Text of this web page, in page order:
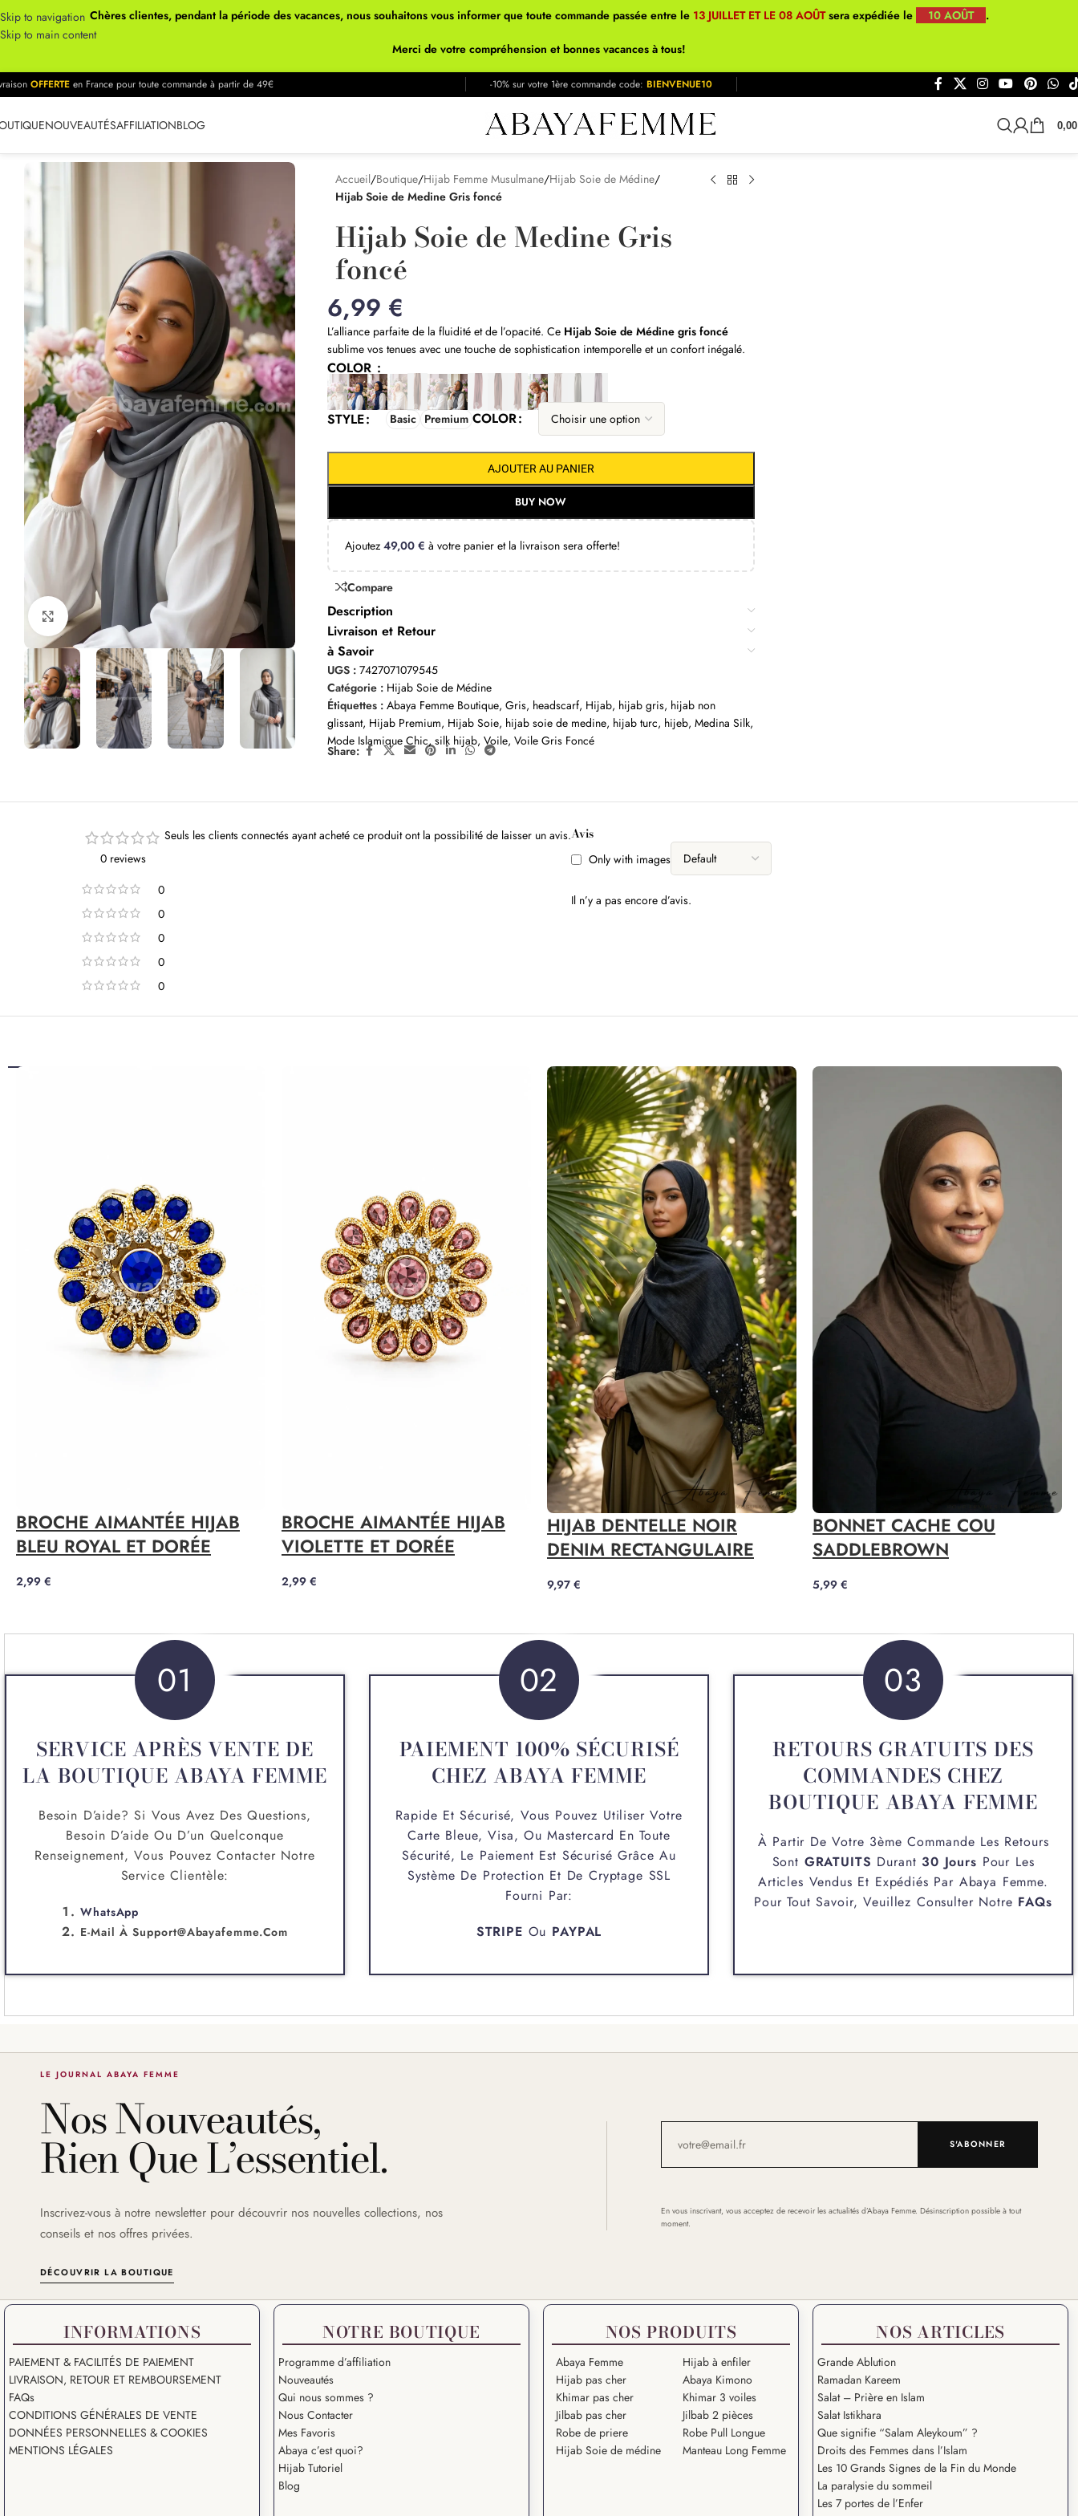
Skip to navigation
Skip to main content
Chères clientes, pendant la période des vacances, nous souhaitons vous informer que toute commande passée entre le 13 JUILLET ET LE 08 AOÛTsera expédiée le 10 AOÛT .
Merci de votre compréhension et bonnes vacances à tous!
OFFERTE en France pour toute commande à partir de 49€ -10% sur votre 1ère commande code: BIENVENUE10
NOUVEAUTÉSAFFILIATIONBLOG
Click to enlarge
Accueil/Boutique/Hijab Femme Musulmane/Hijab Soie de Médine/
Hijab Soie de Medine Gris foncé
Hijab Soie de Medine Gris
foncé
6,99 €
L’alliance parfaite de la fluidité et de l’opacité. Ce Hijab Soie de Médine gris foncé
sublime vos tenues avec une touche de sophistication intemporelle et un confort inégalé.
COLOR
STYLE Basic Premium COLOR
AJOUTER AU PANIER
BUY NOW
Ajoutez49,00€ à votre panier et la livraison sera offerte!
Compare
Description
Livraison et Retour
à Savoir
UGS :7427071079545
Catégorie : Hijab Soie de Médine
Étiquettes : Abaya Femme Boutique, Gris, headscarf, Hijab, hijab gris, hijab non
glissant, Hijab Premium, Hijab Soie, hijab soie de medine, hijab turc, hijeb, Medina Silk,
Mode Islamique Chic, silk hijab, Voile, Voile Gris Foncé
Share:
0 reviews
0
0
0
0
0
Avis
Only with images
Il n’y a pas encore d’avis.
Seuls les clients connectés ayant acheté ce produit ont la possibilité de laisser un avis.
BROCHE AIMANTÉE HIJAB
BLEU ROYAL ET DORÉE
2,99 €
BROCHE AIMANTÉE HIJAB
VIOLETTE ET DORÉE
2,99 €
HIJAB DENTELLE NOIR
DENIM RECTANGULAIRE
9,97 €
BONNET CACHE COU
SADDLEBROWN
5,99 €
01
SERVICE APRÈS VENTE DE
LA BOUTIQUE ABAYA FEMME
Besoin D’aide? Si Vous Avez Des Questions,
Besoin D’aide Ou D’un Quelconque
Renseignement, Vous Pouvez Contacter Notre
Service Clientèle:
WhatsApp
E-Mail ÀSupport@abayafemme.com
02
PAIEMENT 100% SÉCURISÉ
CHEZ ABAYA FEMME
Rapide Et Sécurisé, Vous Pouvez Utiliser Votre
Carte Bleue, Visa, Ou Mastercard En Toute
Sécurité, Le Paiement Est Sécurisé Grâce Au
Système De Protection Et De Cryptage SSL
Fourni Par:
STRIPE Ou PAYPAL
03
RETOURS GRATUITS DES
COMMANDES CHEZ
BOUTIQUE ABAYA FEMME
À Partir De Votre 3ème Commande Les Retours
Sont GRATUITS Durant 30 Jours Pour Les
Articles Vendus Et Expédiés Par Abaya Femme.
Pour Tout Savoir, Veuillez Consulter Notre FAQs
LE JOURNAL ABAYA FEMME
Nos Nouveautés,
Rien Que L’essentiel.
Inscrivez-vous à notre newsletter pour découvrir nos nouvelles collections, nos
conseils et nos offres privées.
DÉCOUVRIR LA BOUTIQUE
S'ABONNER
En vous inscrivant, vous acceptez de recevoir les actualités d’Abaya Femme. Désinscription possible à tout
moment.
INFORMATIONS
PAIEMENT & FACILITÉS DE PAIEMENT
LIVRAISON, RETOUR ET REMBOURSEMENT
FAQs
CONDITIONS GÉNÉRALES DE VENTE
DONNÉES PERSONNELLES & COOKIES
MENTIONS LÉGALES
NOTRE BOUTIQUE
Programme d’affiliation
Nouveautés
Qui nous sommes ?
Nous Contacter
Mes Favoris
Abaya c’est quoi?
Hijab Tutoriel
Blog
NOS PRODUITS
Abaya Femme
Hijab pas cher
Khimar pas cher
Jilbab pas cher
Robe de priere
Hijab Soie de médine
Hijab à enfiler
Abaya Kimono
Khimar 3 voiles
Jilbab 2 pièces
Robe Pull Longue
Manteau Long Femme
NOS ARTICLES
Grande Ablution
Ramadan Kareem
Salat – Prière en Islam
Salat Istikhara
Que signifie “Salam Aleykoum” ?
Droits des Femmes dans l’Islam
Les 10 Grands Signes de la Fin du Monde
La paralysie du sommeil
Les 7 portes de l’Enfer